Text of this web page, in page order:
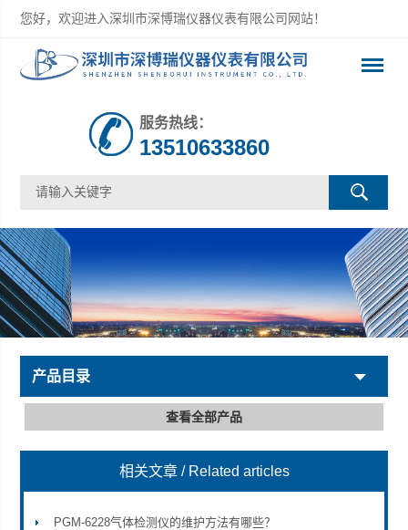
您好，欢迎进入深圳市深博瑞仪器仪表有限公司网站！
深圳市深博瑞仪器仪表有限公司
服务热线：
13510633860
产品目录
查看全部产品
相关文章 / Related articles
PGM-6228气体检测仪的维护方法有哪些？